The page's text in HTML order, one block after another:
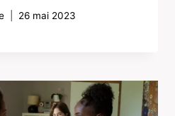
26 mai 2023